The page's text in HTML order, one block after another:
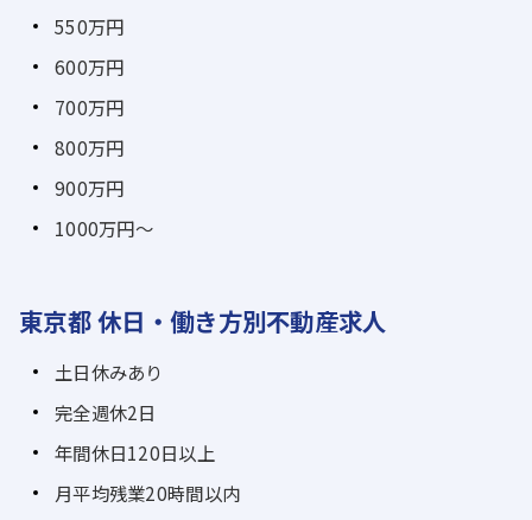
550万円
600万円
700万円
800万円
900万円
1000万円～
東京都 休日・働き方別不動産求人
土日休みあり
完全週休2日
年間休日120日以上
月平均残業20時間以内